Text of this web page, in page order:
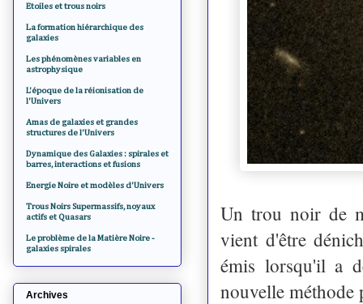
Un trou noir de
vient d'être
émis lorsqu'il a
nouvelle méthode
Etoiles et trous noirs
La formation hiérarchique des
galaxies
Les phénomènes variables en
astrophysique
L'époque de la réionisation de
l'Univers
Amas de galaxies et grandes
structures de l'Univers
Dynamique des Galaxies : spirales et
barres, interactions et fusions
Energie Noire et modèles d'Univers
Trous Noirs Supermassifs, noyaux
actifs et Quasars
Le problème de la Matière Noire -
galaxies spirales
Archives